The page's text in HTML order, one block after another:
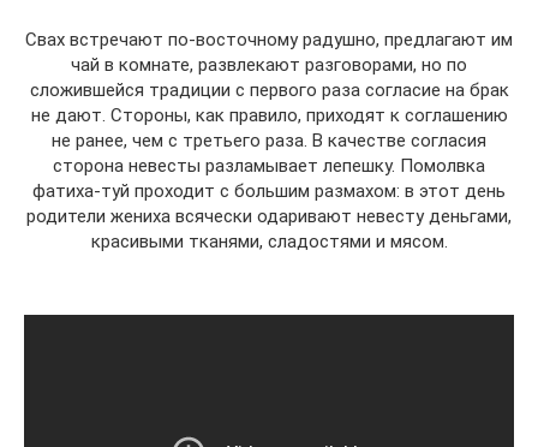
Свах встречают по-восточному радушно, предлагают им
чай в комнате, развлекают разговорами, но по
сложившейся традиции с первого раза согласие на брак
не дают. Стороны, как правило, приходят к соглашению
не ранее, чем с третьего раза. В качестве согласия
сторона невесты разламывает лепешку. Помолвка
фатиха-туй проходит с большим размахом: в этот день
родители жениха всячески одаривают невесту деньгами,
красивыми тканями, сладостями и мясом.